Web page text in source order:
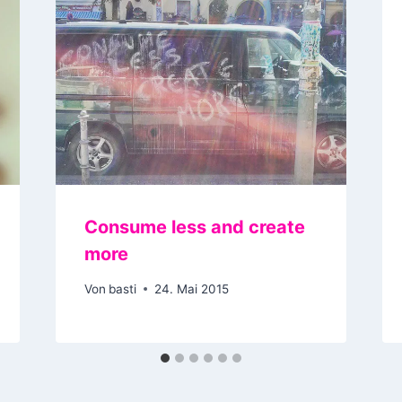
Consume less and create
more
Von basti 24. Mai 2015